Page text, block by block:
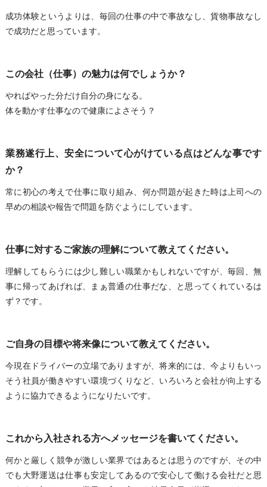
成功体験というよりは、毎回の仕事の中で事故なし、貨物事故なし
で成功だと思っています。
この会社（仕事）の魅力は何でしょうか？
やればやった分だけ自分の身になる。
体を動かす仕事なので健康によさそう？
業務遂行上、安全について心がけている点はどんな事です
か？
常に初心の考えで仕事に取り組み、何か問題が起きた時は上司への
早めの相談や報告で問題を防ぐようにしています。
仕事に対するご家族の理解について教えてください。
理解してもらうには少し難しい職業かもしれないですが、毎回、無
事に帰ってあげれば、まぁ普通の仕事だな、と思ってくれているは
ず？です。
ご自身の目標や将来像について教えてください。
今現在ドライバーの立場でありますが、将来的には、今よりもいっ
そう社員が働きやすい環境づくりなど、いろいろと会社が向上する
ように協力できるようになりたいです。
これから入社される方へメッセージを書いてください。
何かと厳しく競争が激しい業界ではあるとは思うのですが、その中
でも大野運送は仕事も安定してあるので安心して働ける会社だと思